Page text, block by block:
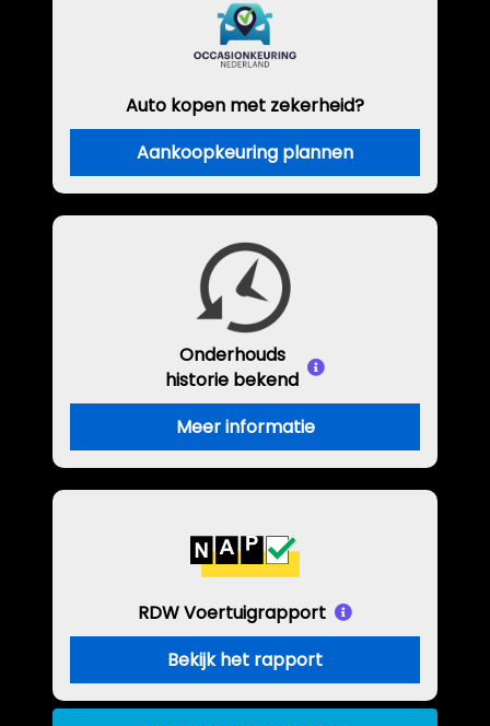
Auto kopen met zekerheid?
Aankoopkeuring plannen
Onderhouds
historie bekend
Meer informatie
RDW Voertuigrapport
Bekijk het rapport